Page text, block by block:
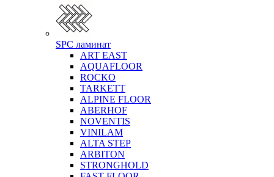
SPC ламинат
ART EAST
AQUAFLOOR
ROCKO
TARKETT
ALPINE FLOOR
ABERHOF
NOVENTIS
VINILAM
ALTA STEP
ARBITON
STRONGHOLD